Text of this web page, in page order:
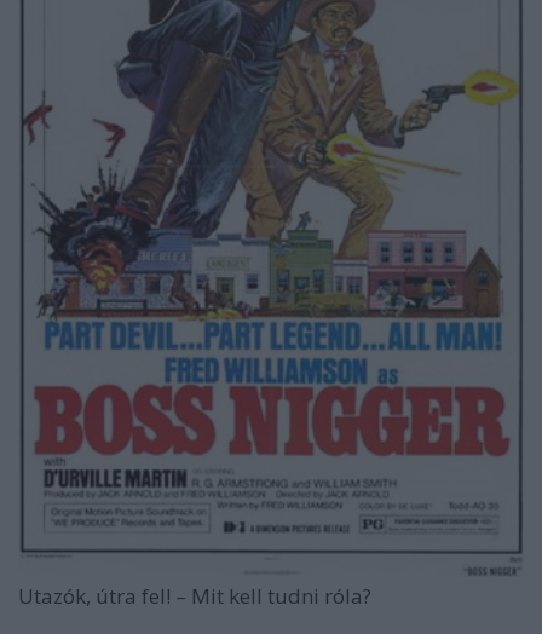
Utazók, útra fel! – Mit kell tudni róla?